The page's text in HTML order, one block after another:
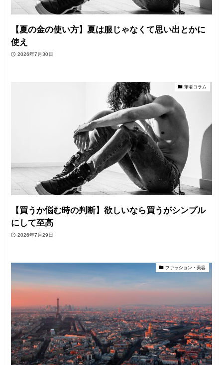
【夏の金の使い方】夏は服じゃなくて思い出とかに
使え
2026年7月30日
筆者コラム
【買うか悩む時の判断】欲しいなら買うがシンプル
にして至高
2026年7月29日
ファッション・美容